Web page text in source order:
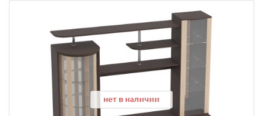
нет в наличии